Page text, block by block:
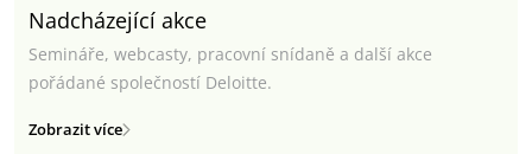
Nadcházející akce
Semináře, webcasty, pracovní snídaně a další akce
pořádané společností Deloitte.
Zobrazit více